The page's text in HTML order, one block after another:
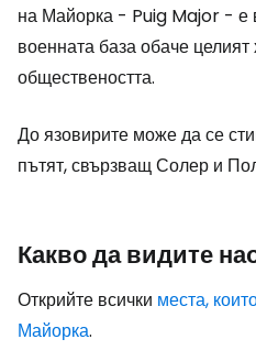
на Майорка - Puig Major - е
военната база обаче
обществеността.
До язовирите може да се
пътят, свързващ Солер и
Какво да видите
Открийте всички места,
Майорка.